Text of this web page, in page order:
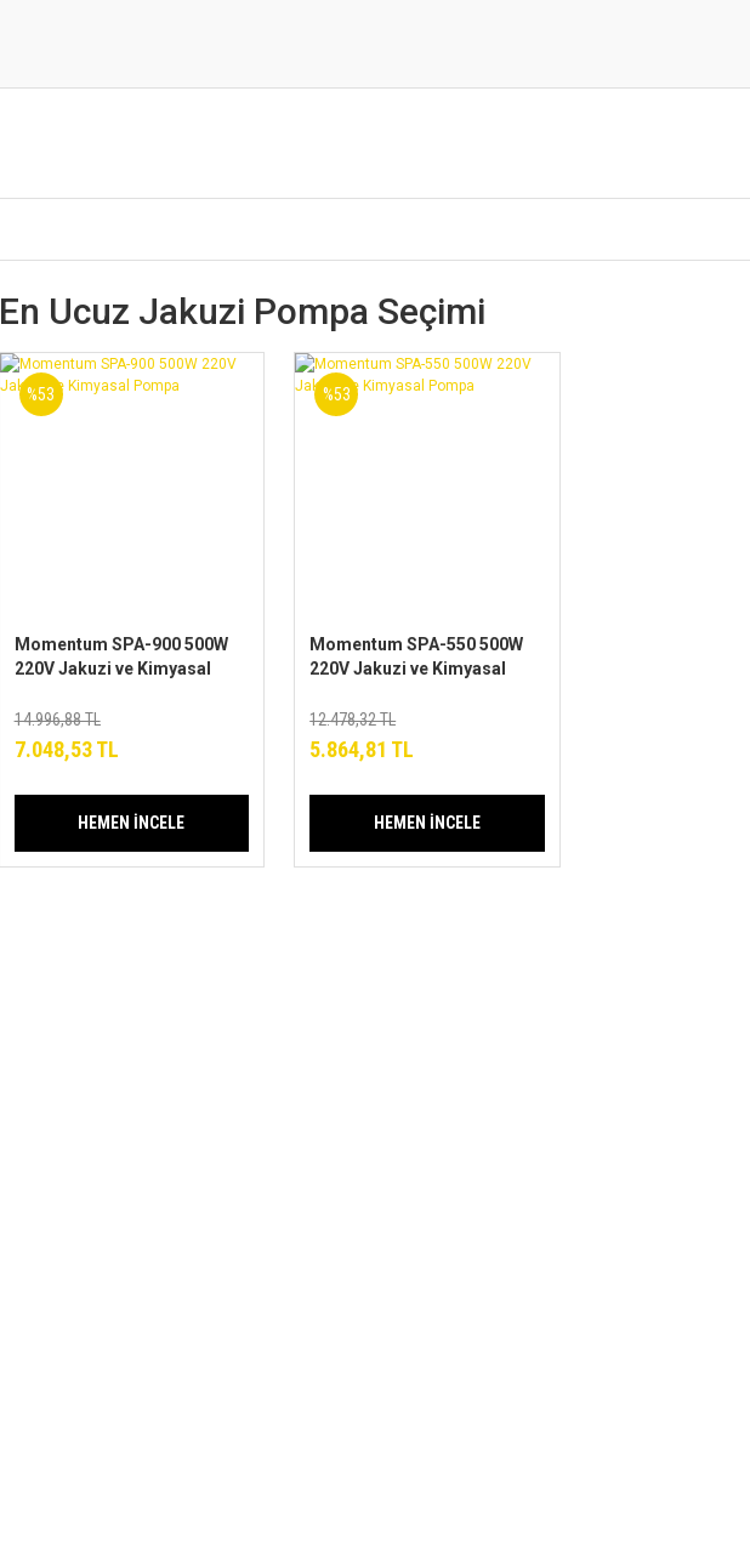
En Ucuz Jakuzi Pompa Seçimi
%53
Momentum SPA-900 500W
220V Jakuzi ve Kimyasal
14.996,88 TL
7.048,53 TL
HEMEN İNCELE
%53
Momentum SPA-550 500W
220V Jakuzi ve Kimyasal
12.478,32 TL
5.864,81 TL
HEMEN İNCELE